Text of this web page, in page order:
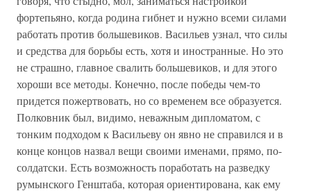
фортепьяно, когда родина гибнет и нужно всеми силами
работать против большевиков. Васильев узнал, что силы
и средства для борьбы есть, хотя и иностранные. Но это
не страшно, главное свалить большевиков, и для этого
хороши все методы. Конечно, после победы чем-то
придется пожертвовать, но со временем все образуется.
Полковник был, видимо, неважным дипломатом, с
тонким подходом к Васильеву он явно не справился и в
конце концов назвал вещи своими именами, прямо, по-
солдатски. Есть возможность поработать на разведку
румынского Генштаба, которая ориентирована, как ему